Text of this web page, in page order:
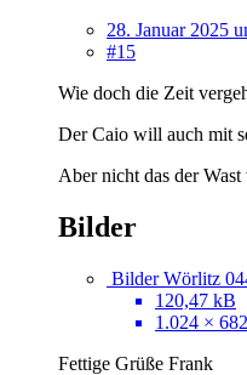
28. Januar 2025
#15
Wie doch die Zeit
Der Caio will auch mit
Aber nicht das der
Bilder
Bilder Wörlitz
120,47 kB
1.024 × 682
Fettige Grüße Frank